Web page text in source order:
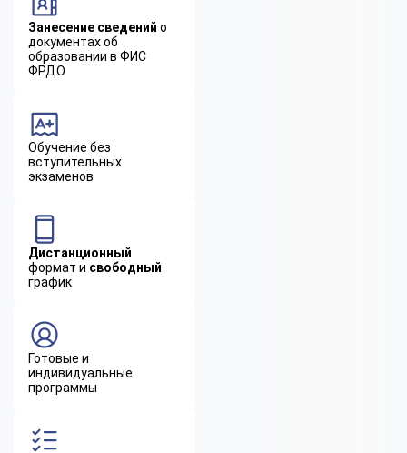
Занесение сведений о
документах об
образовании в ФИС
ФРДО
Обучение без
вступительных
экзаменов
Дистанционный
формат и свободный
график
Готовые и
индивидуальные
программы